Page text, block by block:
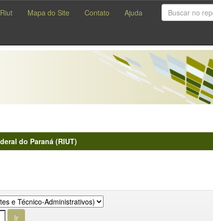
Mapa do Site Contato Ajuda
do Paraná (RIUT)